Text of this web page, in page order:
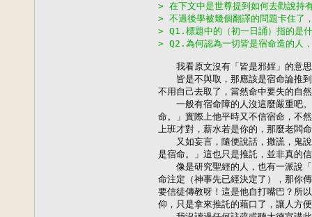
> 在下文中是世尊提到如何去勸說持
> 不過後學被幾個翻譯的問題卡住了
> Q1.標題中的（初一日誦）指的
> Q2.為何認為一切皆是宿命造的人
我看原文沒有「皆是邪婬」的意思
皆是不與取，那應該是宿命論推到
不用自己去取了，當然命中要失的自
一般有宿命障的人沒這麼嚴重吧。
命。」實際上他平時又不信宿命，不
上班才對，薪水若是你的，那麼老闆
又如妄言，隨便說話，撒謊，鬼說
是宿命。」這也只是推託，並非真的
像是研究聖經的人，也有一派說「
命注定（神事先已經決定了），那你
要信徒傳教呀！這是他自打嘴巴？所
仰，只是拿來推託的藉口了，讓人方